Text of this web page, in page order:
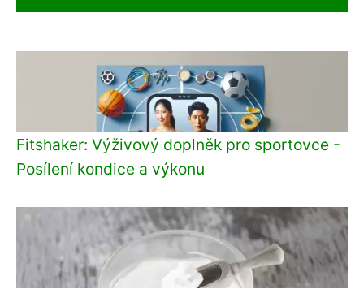
Fitshaker: Výživový doplněk pro sportovce -
Posílení kondice a výkonu